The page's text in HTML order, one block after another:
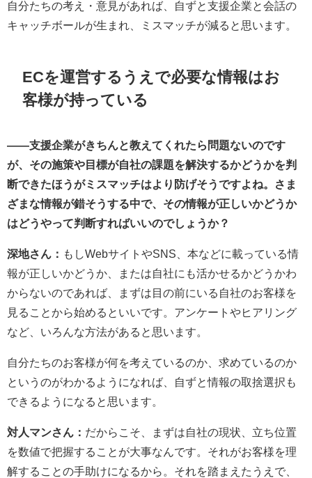
自分たちの考え・意見があれば、自ずと支援企業と会話の
キャッチボールが生まれ、ミスマッチが減ると思います。
ECを運営するうえで必要な情報はお
客様が持っている
――支援企業がきちんと教えてくれたら問題ないのです
が、その施策や目標が自社の課題を解決するかどうかを判
断できたほうがミスマッチはより防げそうですよね。さま
ざまな情報が錯そうする中で、その情報が正しいかどうか
はどうやって判断すればいいのでしょうか？
深地さん： もしWebサイトやSNS、本などに載っている情
報が正しいかどうか、または自社にも活かせるかどうかわ
からないのであれば、まずは目の前にいる自社のお客様を
見ることから始めるといいです。アンケートやヒアリング
など、いろんな方法があると思います。
自分たちのお客様が何を考えているのか、求めているのか
というのがわかるようになれば、自ずと情報の取捨選択も
できるようになると思います。
対人マンさん： だからこそ、まずは自社の現状、立ち位置
を数値で把握することが大事なんです。それがお客様を理
解することの手助けになるから。それを踏まえたうえで、